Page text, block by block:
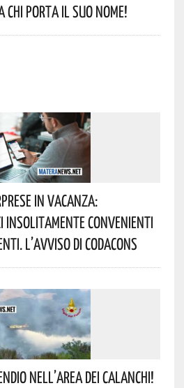
Porta Il Suo Nome!
In Vacanza:
Insolitamente Convenienti
L’avviso Di Codacons
Nell’area Dei Calanchi!